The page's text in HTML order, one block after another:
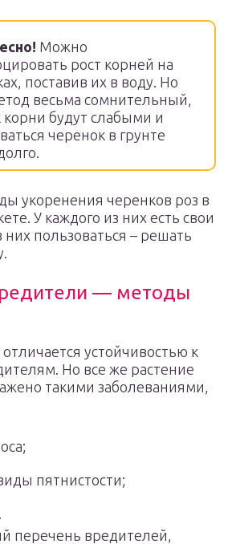
Можно
рост корней на
поставив их в воду. Но
весьма сомнительный,
корни будут слабыми и
черенок в грунте
укоренения черенков роз в
У каждого из них есть свои
пользоваться – решать
— методы
устойчивостью к
Но все же растение
такими заболеваниями,
пятнистости;
перечень вредителей,